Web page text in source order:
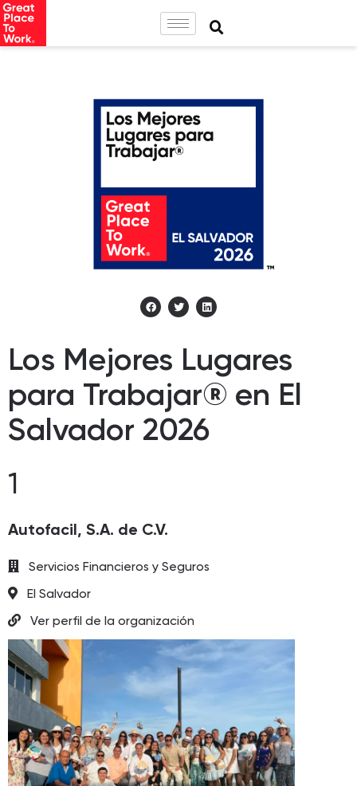
Los Mejores Lugares
para Trabajar® en El
Salvador 2026
1
Autofacil, S.A. de C.V.
Servicios Financieros y Seguros
El Salvador
Ver perfil de la organización